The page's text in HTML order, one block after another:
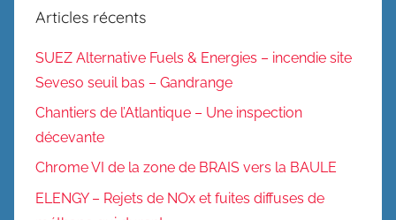
Articles récents
SUEZ Alternative Fuels & Energies – incendie site
Seveso seuil bas – Gandrange
Chantiers de l’Atlantique – Une inspection
décevante
Chrome VI de la zone de BRAIS vers la BAULE
ELENGY – Rejets de NOx et fuites diffuses de